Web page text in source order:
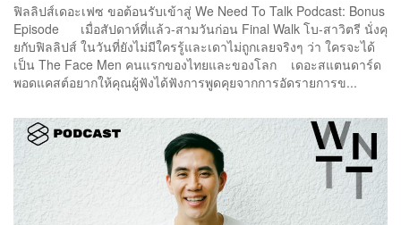
ฟิลลิปส์เดอะเฟซ ขอต้อนรับเข้าสู่ We Need To Talk Podcast: Bonus
Episode เมื่อสัปดาห์ที่แล้ว-สามวันก่อน Final Walk โบ-สาวิตรี นั่งคุ
ยกับฟิลลิปส์ ในวันที่ยังไม่มีใครรู้และเดาไม่ถูกเลยจริงๆ ว่า ใครจะได้
เป็น The Face Men คนแรกของไทยและของโลก เดอะสแตนดาร์ด
พอดแคสต์อยากให้คุณผู้ฟังได้ฟังการพูดคุยจากการอัดรายการข...